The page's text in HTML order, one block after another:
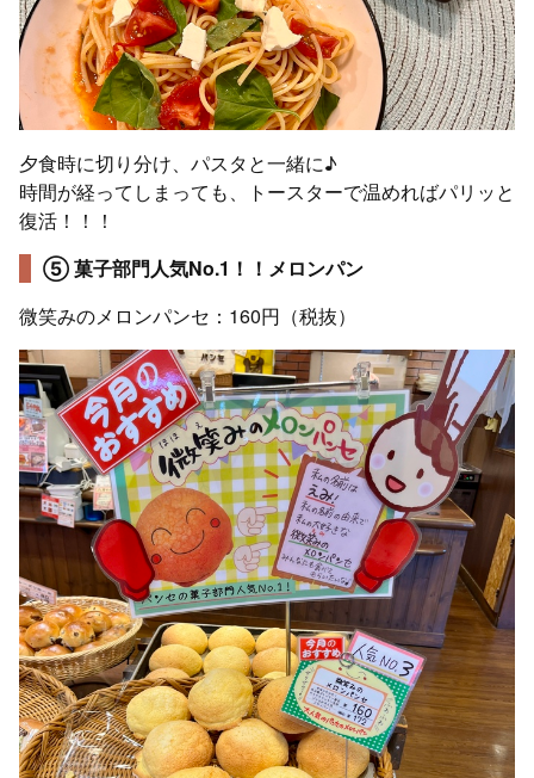
夕食時に切り分け、パスタと一緒に♪
時間が経ってしまっても、トースターで温めればパリッと
復活！！！
⑤ 菓子部門人気No.1！！メロンパン
微笑みのメロンパンセ：160円（税抜）